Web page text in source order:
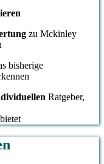
zu Mckinley
bisherige
Ratgeber,